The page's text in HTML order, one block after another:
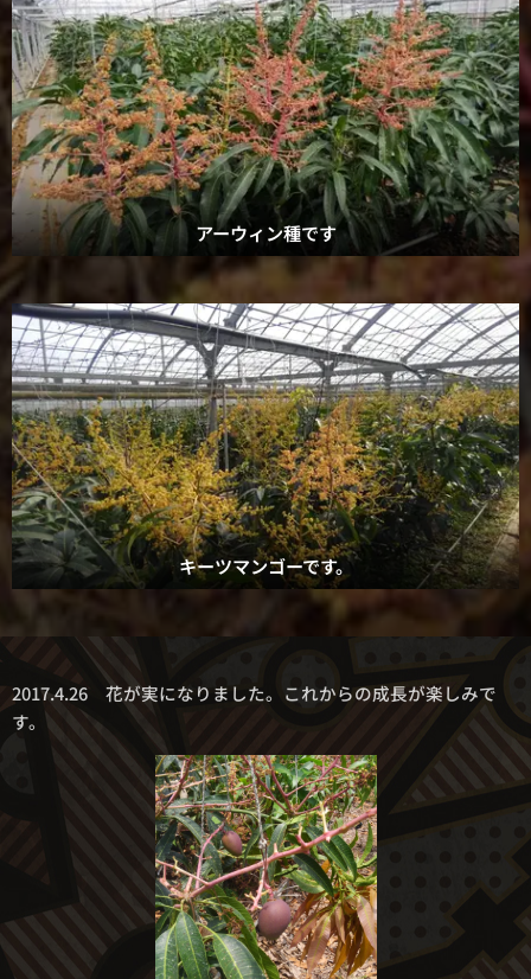
アーウィン種です
キーツマンゴーです。
2017.4.26 花が実になりました。これからの成長が楽しみで
す。